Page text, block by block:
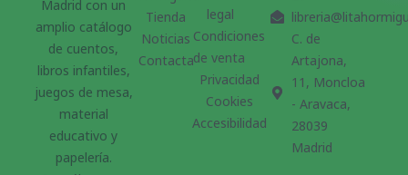
Madrid con un
amplio catálogo
de cuentos,
libros infantiles,
juegos de mesa,
material
educativo y
papelería.
Tienda
Noticias
Contacta
legal
Condiciones
de venta
Privacidad
Cookies
Accesibilidad
C. de
Artajona,
11, Moncloa
- Aravaca,
28039
Madrid